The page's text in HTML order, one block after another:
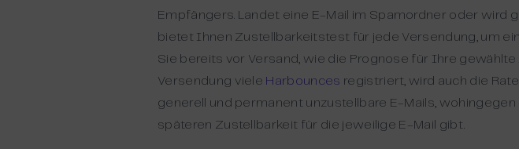
Empfängers. Landet eine E-Mail im Spamordner oder wird
bietet Ihnen Zustellbarkeitstest für jede Versendung, um
Sie bereits vor Versand, wie die Prognose für Ihre
Versendung viele Harbounces registriert, wird auch die
generell und permanent unzustellbare E-Mails,
späteren Zustellbarkeit für die jeweilige E-Mail gibt.